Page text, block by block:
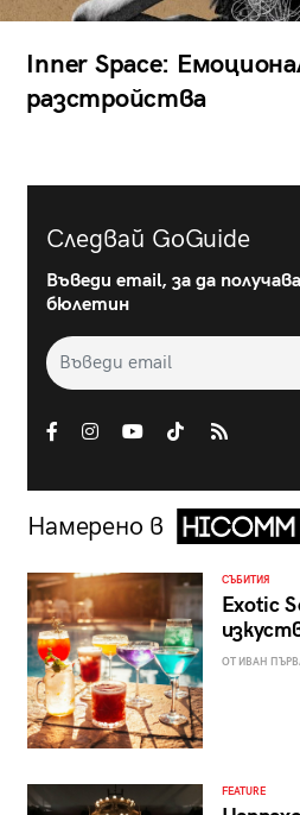
Inner Space:
разстройства
Следвай GoGuide
Въведи email, за да
бюлетин
Намерено в
СЪБИТИЯ
Exotic
ОТ ИВАН
FEATURE